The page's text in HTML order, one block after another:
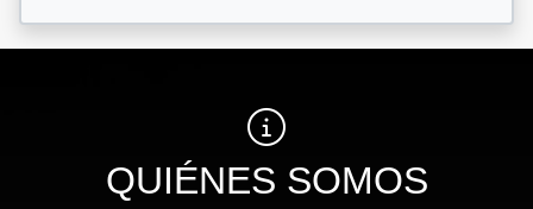
QUIÉNES SOMOS